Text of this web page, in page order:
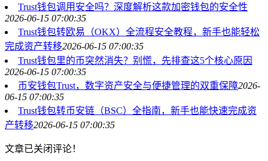
Trust钱包调用安全吗？深度解析这款加密钱包的安全性
2026-06-15 07:00:35
Trust钱包转欧易（OKX）全流程安全教程，新手也能轻松
完成资产转移2026-06-15 07:00:35
Trust钱包里的币突然消失？别慌，先排查这5个核心原因
2026-06-15 07:00:35
币安钱包Trust，数字资产安全与便捷管理的双重保障2026-
06-15 07:00:35
Trust钱包转币安链（BSC）全指南，新手也能快速完成资
产转移2026-06-15 07:00:35
文章已关闭评论！